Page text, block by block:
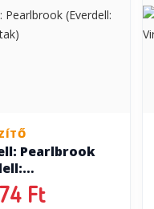
Pearlbrook
Ft